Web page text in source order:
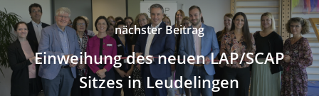
nächster Beitrag
Einweihung des neuen LAP/SCAP
Sitzes in Leudelingen